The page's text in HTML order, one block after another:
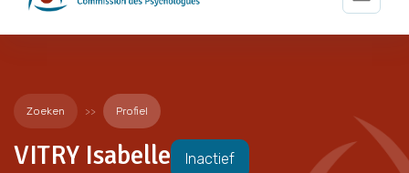
Zoeken Profiel
VITRY Isabelle Inactief